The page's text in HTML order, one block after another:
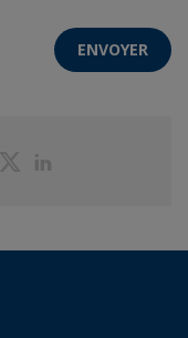
ENVOYER
PartagerPartager